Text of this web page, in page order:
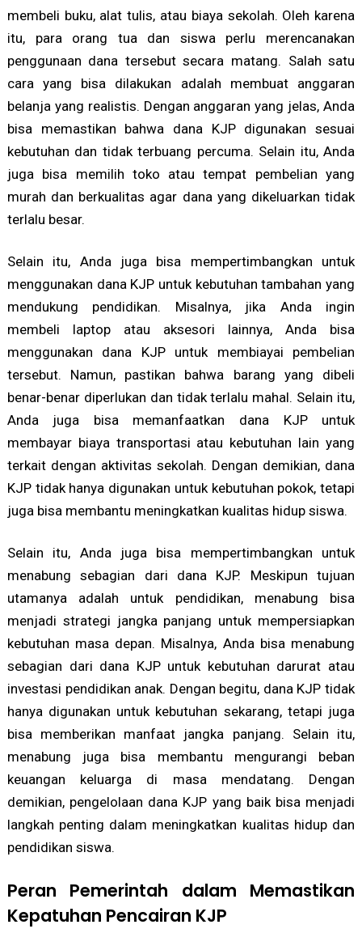
membeli buku, alat tulis, atau biaya sekolah. Oleh karena
itu, para orang tua dan siswa perlu merencanakan
penggunaan dana tersebut secara matang. Salah satu
cara yang bisa dilakukan adalah membuat anggaran
belanja yang realistis. Dengan anggaran yang jelas, Anda
bisa memastikan bahwa dana KJP digunakan sesuai
kebutuhan dan tidak terbuang percuma. Selain itu, Anda
juga bisa memilih toko atau tempat pembelian yang
murah dan berkualitas agar dana yang dikeluarkan tidak
terlalu besar.
Selain itu, Anda juga bisa mempertimbangkan untuk
menggunakan dana KJP untuk kebutuhan tambahan yang
mendukung pendidikan. Misalnya, jika Anda ingin
membeli laptop atau aksesori lainnya, Anda bisa
menggunakan dana KJP untuk membiayai pembelian
tersebut. Namun, pastikan bahwa barang yang dibeli
benar-benar diperlukan dan tidak terlalu mahal. Selain itu,
Anda juga bisa memanfaatkan dana KJP untuk
membayar biaya transportasi atau kebutuhan lain yang
terkait dengan aktivitas sekolah. Dengan demikian, dana
KJP tidak hanya digunakan untuk kebutuhan pokok, tetapi
juga bisa membantu meningkatkan kualitas hidup siswa.
Selain itu, Anda juga bisa mempertimbangkan untuk
menabung sebagian dari dana KJP. Meskipun tujuan
utamanya adalah untuk pendidikan, menabung bisa
menjadi strategi jangka panjang untuk mempersiapkan
kebutuhan masa depan. Misalnya, Anda bisa menabung
sebagian dari dana KJP untuk kebutuhan darurat atau
investasi pendidikan anak. Dengan begitu, dana KJP tidak
hanya digunakan untuk kebutuhan sekarang, tetapi juga
bisa memberikan manfaat jangka panjang. Selain itu,
menabung juga bisa membantu mengurangi beban
keuangan keluarga di masa mendatang. Dengan
demikian, pengelolaan dana KJP yang baik bisa menjadi
langkah penting dalam meningkatkan kualitas hidup dan
pendidikan siswa.
Peran Pemerintah dalam Memastikan
Kepatuhan Pencairan KJP